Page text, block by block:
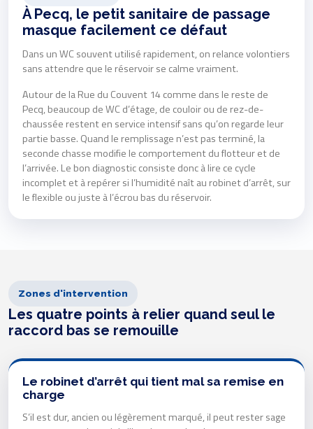
À Pecq, le petit sanitaire de passage
masque facilement ce défaut
Dans un WC souvent utilisé rapidement, on relance volontiers
sans attendre que le réservoir se calme vraiment.
Autour de la Rue du Couvent 14 comme dans le reste de
Pecq, beaucoup de WC d’étage, de couloir ou de rez-de-
chaussée restent en service intensif sans qu’on regarde leur
partie basse. Quand le remplissage n’est pas terminé, la
seconde chasse modifie le comportement du flotteur et de
l’arrivée. Le bon diagnostic consiste donc à lire ce cycle
incomplet et à repérer si l’humidité naît au robinet d’arrêt, sur
le flexible ou juste à l’écrou bas du réservoir.
Zones d'intervention
Les quatre points à relier quand seul le
raccord bas se remouille
Le robinet d’arrêt qui tient mal sa remise en
charge
S’il est dur, ancien ou légèrement marqué, il peut rester sage